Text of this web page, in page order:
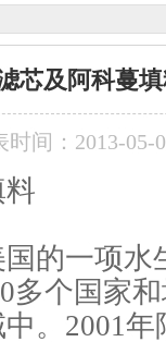
芯及阿科蔓
时间：2013-05-
的一项水
多个国家
。2001